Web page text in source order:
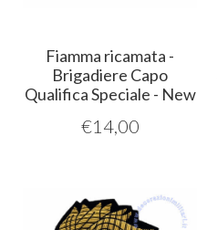
Fiamma ricamata -
Brigadiere Capo
Qualifica Speciale - New
€14,00